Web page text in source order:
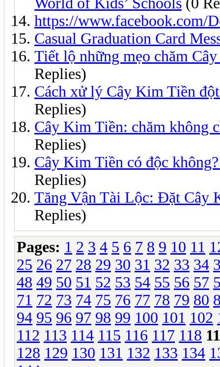
https://www.facebook.com/
Casual Graduation Card
Tiết lộ những mẹo chăm
Replies)
Cách xử lý Cây Kim Tiền
Replies)
Cây Kim Tiền: chăm không
Replies)
Cây Kim Tiền có độc
Replies)
Tăng Vận Tài Lộc: Đặt Cây
Replies)
Pages: 1 2 3 4 5 6 7 8 9 10 11
25 26 27 28 29 30 31 32 33 34
48 49 50 51 52 53 54 55 56 57
71 72 73 74 75 76 77 78 79 80
94 95 96 97 98 99 100 101 102
112 113 114 115 116 117 118
128 129 130 131 132 133 134